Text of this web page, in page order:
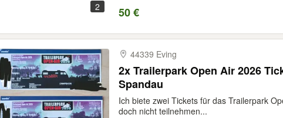
2 50 €
44339 Eving
2x Trailerpark Open Air 2026
Spandau
Ich biete zwei Tickets für das Trailerpark
doch nicht teilnehmen...